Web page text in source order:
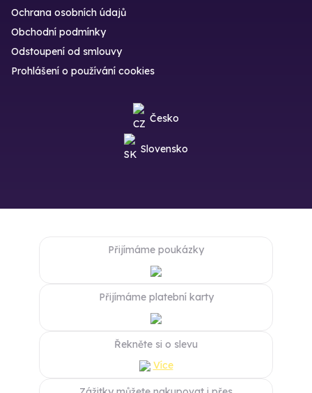
Ochrana osobních údajů
Obchodní podmínky
Odstoupení od smlouvy
Prohlášení o používání cookies
Česko
Slovensko
Přijímáme poukázky
Přijímáme platební karty
Řekněte si o slevu
Více